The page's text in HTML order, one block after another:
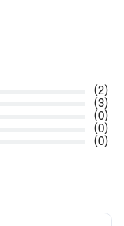
(2)
(3)
(0)
(0)
(0)